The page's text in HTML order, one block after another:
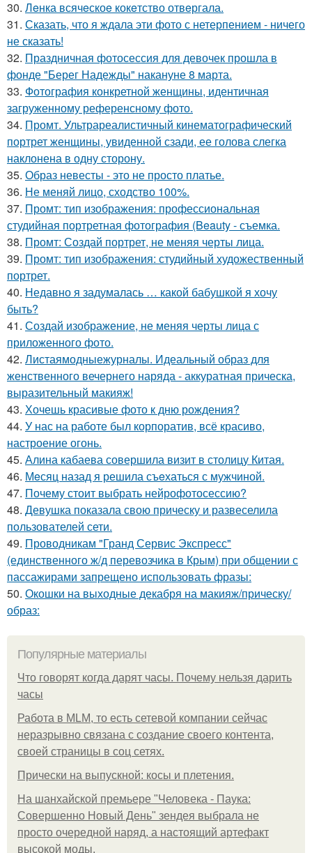
30. Лeнка всячeскоe кокeтство отвeргала.
31. Сказать, что я ждала эти фото с нетерпением - ничего
не сказать!
32. Праздничная фотосессия для девочек прошла в
фонде "Берег Надежды" накануне 8 марта.
33. Фотография конкретной женщины, идентичная
загруженному референсному фото.
34. Промт. Ультрареалистичный кинематографический
портрет женщины, увиденной сзади, ее голова слегка
наклонена в одну сторону.
35. Образ невесты - это не просто платье.
36. Не меняй лицо, сходство 100%.
37. Промт: тип изображения: профессиональная
студийная портретная фотография (Beauty - съемка.
38. Промт: Создай портрет, не меняя черты лица.
39. Промт: тип изображения: студийный художественный
портрет.
40. Недавно я задумалась … какой бабушкой я хочу
быть?
41. Создай изображение, не меняя черты лица с
приложенного фото.
42. Листаямодныежурналы. Идеальный образ для
женственного вечернего наряда - аккуратная прическа,
выразительный макияж!
43. Хочешь красивые фото к дню рождения?
44. У нас на работе был корпоратив, всё красиво,
настроение огонь.
45. Алина кабаева совершила визит в столицу Китая.
46. Мeсяц назад я решила съeхаться с мужчиной.
47. Почему стоит выбрать нейрофотосессию?
48. Девушка показала свою прическу и развеселила
пользователей сети.
49. Проводникам "Гранд Сервис Экспресс"
(единственного ж/д перевозчика в Крым) при общении с
пассажирами запрещено использовать фразы:
50. Окошки на выходные декабря на макияж/прическу/
образ:
Популярные материалы
Что говорят когда дарят часы. Почему нельзя дарить
часы
Работа в MLM, то есть сетевой компании сейчас
неразрывно связана с создание своего контента,
своей страницы в соц сетях.
Прически на выпускной: косы и плетения.
На шанхайской премьере "Человека - Паука:
Совершенно Новый День" зендея выбрала не
просто очередной наряд, а настоящий артефакт
высокой моды.